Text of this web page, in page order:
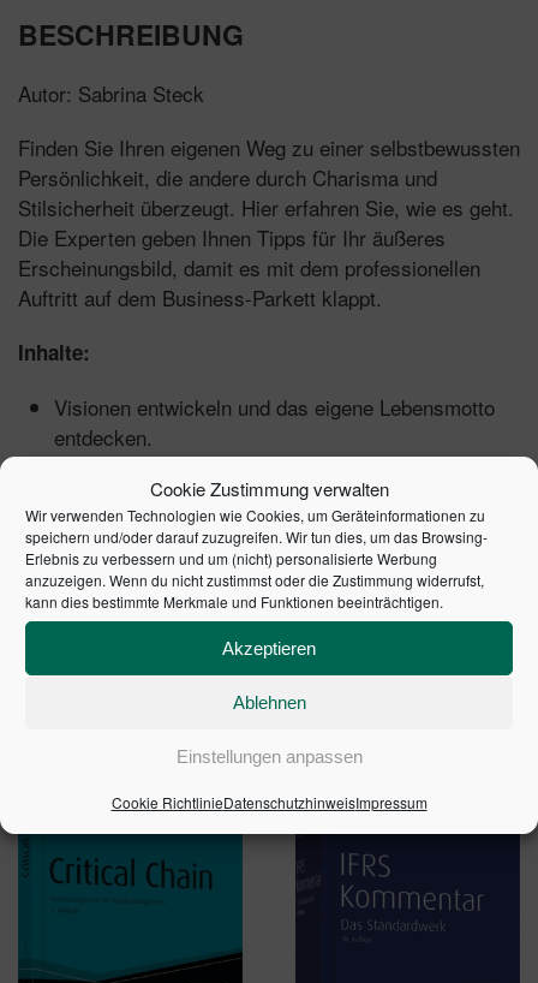
Cookie Zustimmung verwalten
Wir verwenden Technologien wie Cookies, um Geräteinformationen zu
speichern und/oder darauf zuzugreifen. Wir tun dies, um das Browsing-
Erlebnis zu verbessern und um (nicht) personalisierte Werbung
anzuzeigen. Wenn du nicht zustimmst oder die Zustimmung widerrufst,
kann dies bestimmte Merkmale und Funktionen beeinträchtigen.
Akzeptieren
Ablehnen
Einstellungen anpassen
Cookie RichtlinieDatenschutzhinweisImpressum
BESCHREIBUNG
Autor: Sabrina Steck
Finden Sie Ihren eigenen Weg zu einer selbstbewussten
Persönlichkeit, die andere durch Charisma und
Stilsicherheit überzeugt. Hier erfahren Sie, wie es geht.
Die Experten geben Ihnen Tipps für Ihr äußeres
Erscheinungsbild, damit es mit dem professionellen
Auftritt auf dem Business-Parkett klappt.
Inhalte:
Visionen entwickeln und das eigene Lebensmotto
entdecken.
Wie Sie erkennen, was Sie unverwechselbar und
überzeugend macht.
Mit Knigge zur Ess- und Kommunikationskultur.
Extra:Karriere-Tipps und Wissens-Check.
1. Auflage 2012 | Artikelnummer: 00388-0001 | ISBN:
ÄHNLICHE PRODUKTE